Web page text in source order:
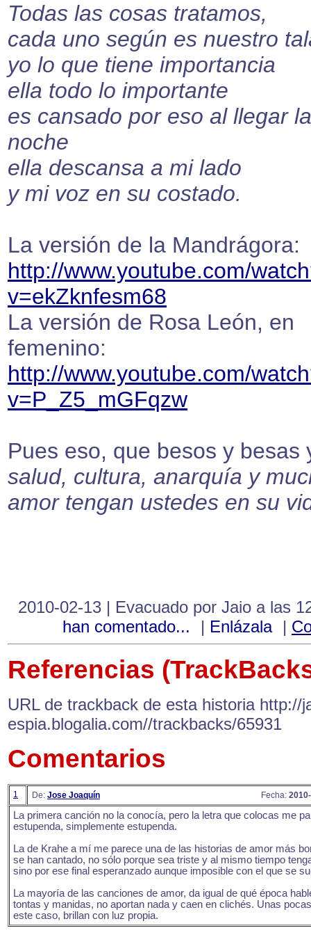
Todas las cosas tratamos,
cada uno según es nuestro
yo lo que tiene importancia
ella todo lo importante
es cansado por eso al llegar la
noche
ella descansa a mi lado
y mi voz en su costado.
La versión de la Mandrágora:
http://www.youtube.com/
v=ekZknfesm68
La versión de Rosa León, en
femenino:
http://www.youtube.com/
v=P_Z5_mGFqzw
Pues eso, que besos y besas
salud, cultura, anarquía y
amor tengan ustedes en su
2010-02-13 | Evacuado por Jaio a las
han comentado...
| Enlázala |
Referencias
URL de trackback de esta historia http://
espia.blogalia.com//trackbacks/65931
Comentarios
1 De: Jose Joaquín Fecha:
La primera canción no la conocía, pero la letra que colocas me
estupenda, simplemente estupenda.
La de Krahe a mí me parece una de las historias de amor más
se han cantado, no sólo porque sea triste y al mismo tiempo
sino por ese final esperanzado aunque imposible con el que se
La mayoría de las canciones de amor, da igual de qué época
tontas y manidas, no aportan nada y caen en clichés. Unas
este caso, brillan con luz propia.